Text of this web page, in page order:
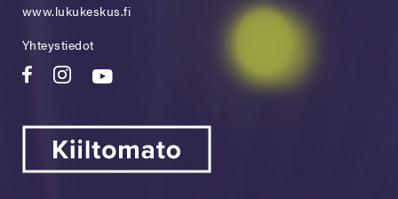
www.lukukeskus.fi
Yhteystiedot